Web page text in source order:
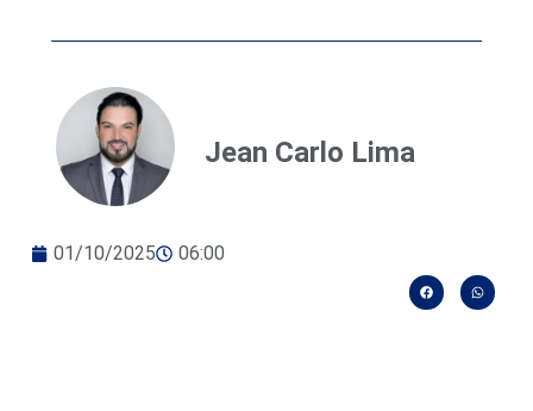
Jean Carlo Lima
01/10/2025 06:00